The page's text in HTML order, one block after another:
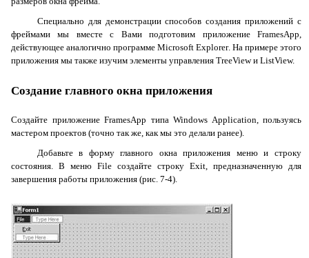
Специально для демонстрации способов создания приложений с
фреймами мы вместе с Вами подготовим приложение FramesApp,
действующее аналогично программе Microsoft Explorer. На примере этого
приложения мы также изучим элементы управления TreeViewи ListView.
Создание главного окна приложения
Создайте приложение FramesApp типа Windows Application, пользуясь
мастером проектов (точно так же, как мы это делали ранее).
Добавьте в форму главного окна приложения меню и строку
состояния. В меню File создайте строку Exit, предназначенную для
завершения работы приложения (рис. 7-4).